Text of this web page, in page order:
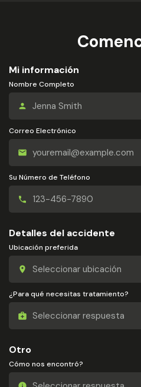
Mi información
Nombre Completo
Correo Electrónico
Su Número de Teléfono
Detalles del accidente
Ubicación preferida
¿Para qué necesitas tratamiento?
Otro
Cómo nos encontró?